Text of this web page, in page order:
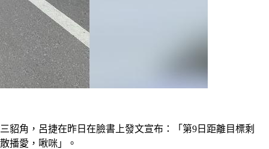
貂角，呂捷在昨日在臉書上發文宣布：「第9日距離目標剩
播愛，啾咪」。